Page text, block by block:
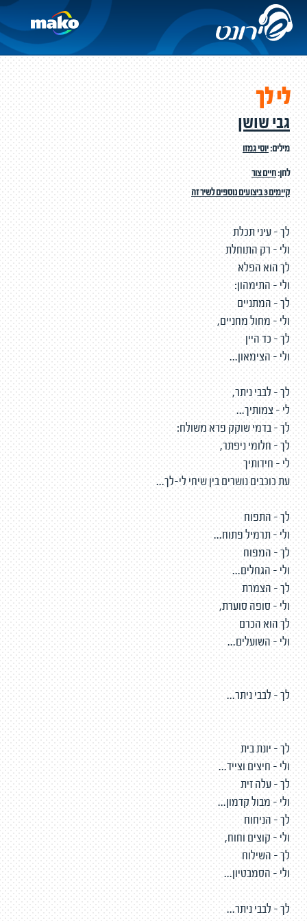
לי לך
גבי שושן
מילים:יוסי גמזו
לחן:חיים צור
קיימים 3 ביצועים נוספים לשיר זה
לך - עיני תכלת
ולי - רק התוחלת
לך הוא הפלא
ולי - התימהון:
לך - המתניים
ולי - מחול מחניים,
לך - כד היין
ולי - הצימאון...
לך - לבבי ניתר,
לי - צמותיך...
לך - בדמי שוקק פרא משולח:
לך - חלומי ניפתר,
לי - חידותיך
עת כוכבים נושרים בין שיחי לי-לך...
לך - התפוח
ולי - תרמיל פתוח...
לך - המפוח
ולי - הגחלים...
לך - הצמרת
ולי - סופה סוערת,
לך הוא הכרם
ולי - השועלים...
לך - לבבי ניתר...
לך - יונת בית
ולי - חיצים וצייד...
לך - עלה זית
ולי - מבול קדמון...
לך - הניחוח
ולי - קוצים וחוח,
לך - השילוח
ולי - הסמבטיון...
לך - לבבי ניתר...